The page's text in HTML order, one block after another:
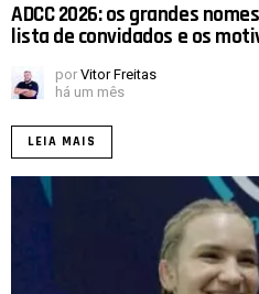
ADCC 2026: os grandes
lista de convidados e os
por Vitor Freitas
há um mês
LEIA MAIS